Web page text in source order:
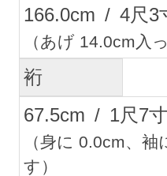
166.0cm / 4尺3
（あげ 14.0cm入
裄
67.5cm / 1尺7寸
（身に 0.0cm、
す）